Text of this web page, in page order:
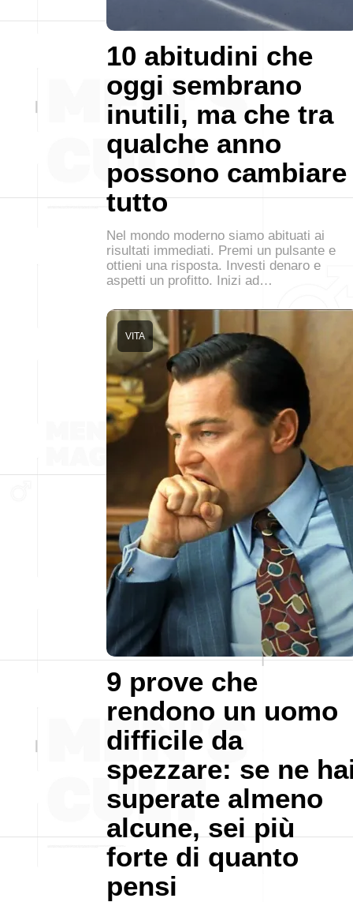
10 abitudini che
oggi sembrano
inutili, ma che tra
qualche anno
possono cambiare
tutto
Nel mondo moderno siamo abituati ai
risultati immediati. Premi un pulsante e
ottieni una risposta. Investi denaro e
aspetti un profitto. Inizi ad…
9 prove che
rendono un uomo
difficile da
spezzare: se ne
superate almeno
alcune, sei più
forte di quanto
pensi
VITA